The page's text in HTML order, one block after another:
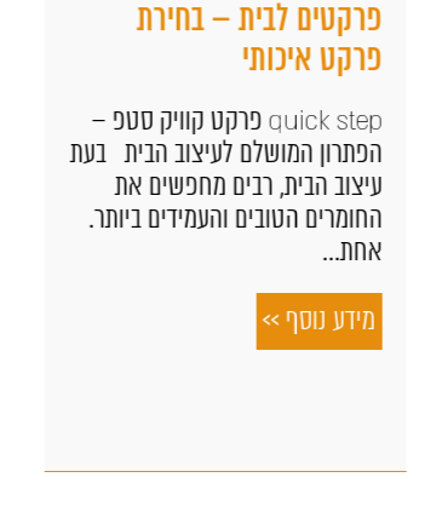
פרקטים לבית – בחירת
פרקט איכותי
quick step פרקט קוויק סטפ –
הפתרון המושלם לעיצוב הבית בעת
עיצוב הבית, רבים מחפשים את
החומרים הטובים והעמידים ביותר.
מידע נוסף >>